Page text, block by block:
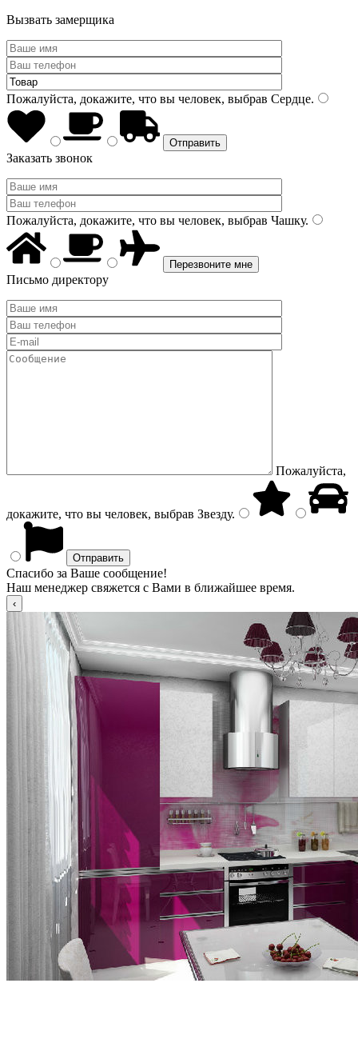
Вызвать замерщика
Пожалуйста, докажите, что вы человек, выбрав Сердце.
Заказать звонок
Пожалуйста, докажите, что вы человек, выбрав Чашку.
Письмо директору
Пожалуйста,
докажите, что вы человек, выбрав Звезду.
Спасибо за Ваше сообщение!
Наш менеджер свяжется с Вами в ближайшее время.